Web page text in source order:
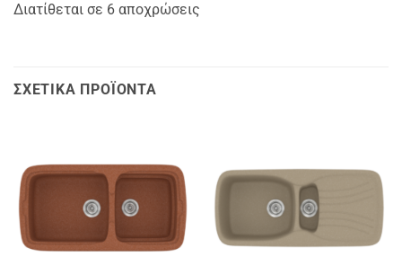
Διατίθεται σε 6 αποχρώσεις
ΣΧΕΤΙΚΆ ΠΡΟΪΌΝΤΑ